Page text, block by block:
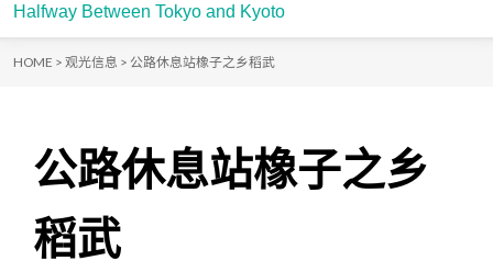
Halfway Between Tokyo and Kyoto
HOME > 观光信息 > 公路休息站橡子之乡稻武
公路休息站橡子之乡
稻武